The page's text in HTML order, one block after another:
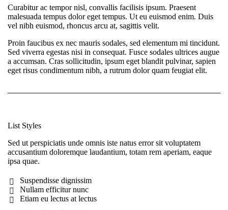
Curabitur ac tempor nisl, convallis facilisis ipsum. Praesent
malesuada tempus dolor eget tempus. Ut eu euismod enim. Duis
vel nibh euismod, rhoncus arcu at, sagittis velit.
Proin faucibus ex nec mauris sodales, sed elementum mi tincidunt.
Sed viverra egestas nisi in consequat. Fusce sodales ultrices augue
a accumsan. Cras sollicitudin, ipsum eget blandit pulvinar, sapien
eget risus condimentum nibh, a rutrum dolor quam feugiat elit.
List Styles
Sed ut perspiciatis unde omnis iste natus error sit voluptatem
accusantium doloremque laudantium, totam rem aperiam, eaque
ipsa quae.
Suspendisse dignissim
Nullam efficitur nunc
Etiam eu lectus at lectus